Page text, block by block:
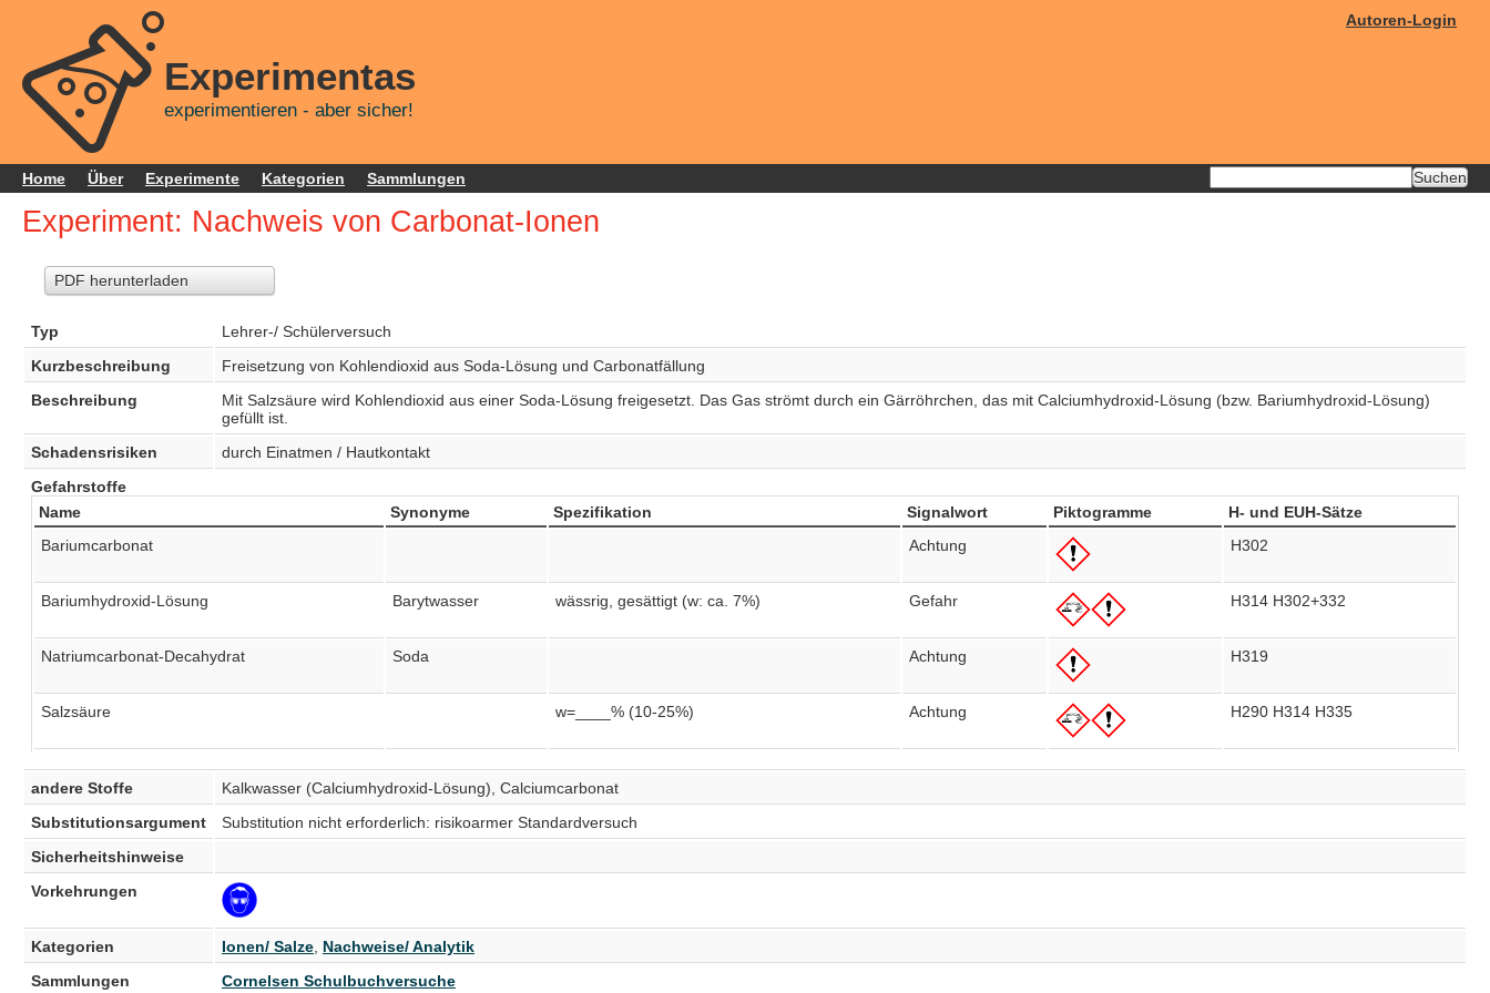
Autoren-Login
Experimentas
experimentieren - aber sicher!
Home Über Experimente Kategorien Sammlungen
Experiment: Nachweis von Carbonat-Ionen
PDF herunterladen
Typ
Lehrer-/ Schülerversuch
Kurzbeschreibung
Freisetzung von Kohlendioxid aus Soda-Lösung und Carbonatfällung
Beschreibung
Mit Salzsäure wird Kohlendioxid aus einer Soda-Lösung freigesetzt. Das Gas strömt durch ein Gärröhrchen, das mit Calciumhydroxid-Lösung (bzw. Bariumhydroxid-Lösung)
gefüllt ist.
Schadensrisiken
durch Einatmen / Hautkontakt
Gefahrstoffe
Name
Synonyme Spezifikation Signalwort Piktogramme
H- und EUH-Sätze
Bariumcarbonat
Achtung H302
Bariumhydroxid-Lösung Barytwasser wässrig, gesättigt (w: ca. 7%) Gefahr H314 H302+332
Natriumcarbonat-Decahydrat Soda Achtung H319
Salzsäure w=____% (10-25%) Achtung H290 H314 H335
andere Stoffe
Kalkwasser (Calciumhydroxid-Lösung), Calciumcarbonat
Substitutionsargument
Substitution nicht erforderlich: risikoarmer Standardversuch
Sicherheitshinweise
Vorkehrungen
Kategorien Ionen/ Salze Nachweise/ Analytik
Sammlungen
Cornelsen Schulbuchversuche